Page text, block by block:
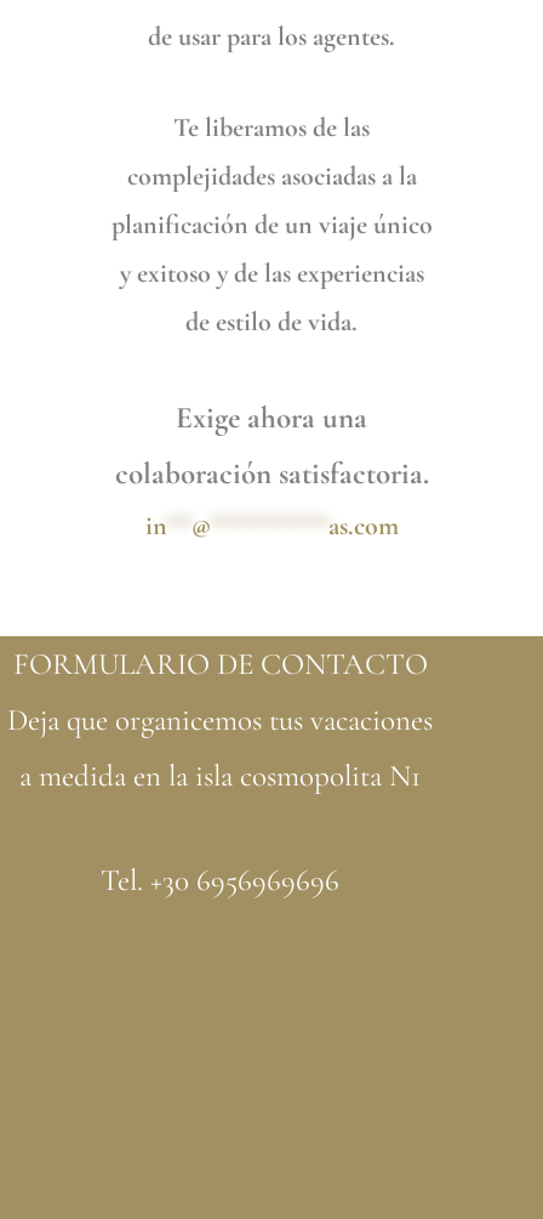
de usar para los agentes.
Te liberamos de las
complejidades asociadas a la
planificación de un viaje único
y exitoso y de las experiencias
de estilo de vida.
Exige ahora una
colaboración satisfactoria.
in** @ ********* as.com
FORMULARIO DE CONTACTO
Deja que organicemos tus vacaciones
a medida en la isla cosmopolita N1
Tel. +30 6956969696